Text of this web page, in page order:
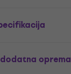
oprema